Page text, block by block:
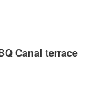
Canal terrace